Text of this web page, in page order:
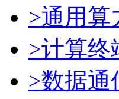
>通用算
>计算终
>数据通